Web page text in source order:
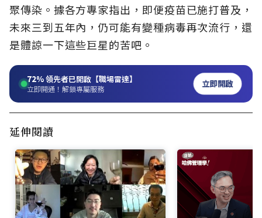
聚傳染。據各方專家指出，即便疫苗已施打普及，
未來三到五年內，仍可能有變種病毒再次流行，還
是體諒一下這些巨星的苦吧。
72%領先者已開啟【職場雷達】
立即開通！解鎖專屬服務 立即開啟
延伸閱讀